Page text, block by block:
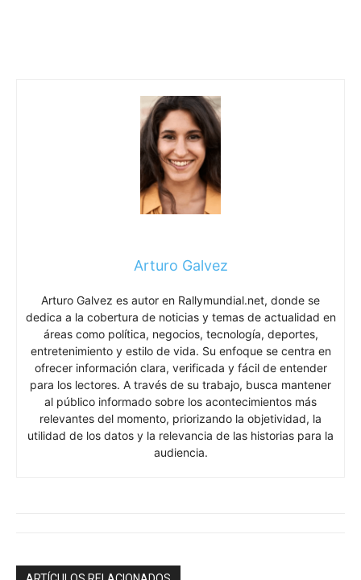
Arturo Galvez
Arturo Galvez es autor en Rallymundial.net, donde se
dedica a la cobertura de noticias y temas de actualidad en
áreas como política, negocios, tecnología, deportes,
entretenimiento y estilo de vida. Su enfoque se centra en
ofrecer información clara, verificada y fácil de entender
para los lectores. A través de su trabajo, busca mantener
al público informado sobre los acontecimientos más
relevantes del momento, priorizando la objetividad, la
utilidad de los datos y la relevancia de las historias para la
audiencia.